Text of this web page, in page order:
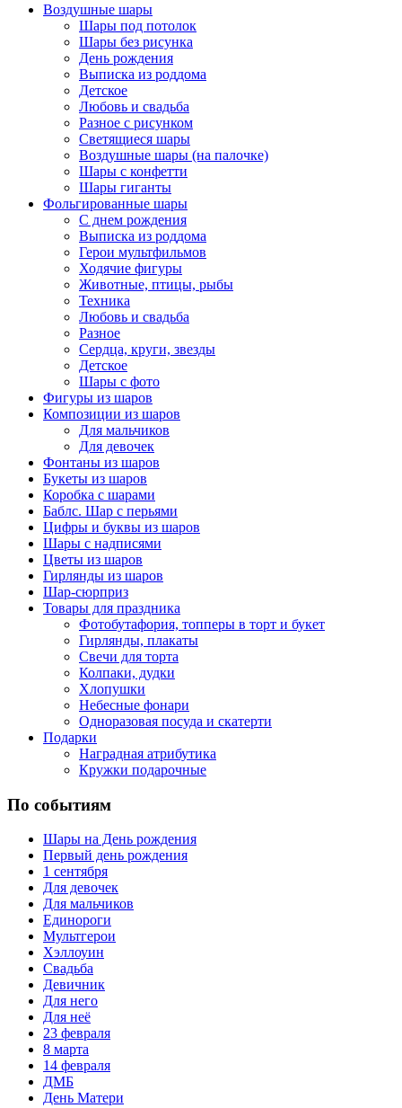
Воздушные шары
Шары под потолок
Шары без рисунка
День рождения
Выписка из роддома
Детское
Любовь и свадьба
Разное с рисунком
Светящиеся шары
Воздушные шары (на палочке)
Шары с конфетти
Шары гиганты
Фольгированные шары
С днем рождения
Выписка из роддома
Герои мультфильмов
Ходячие фигуры
Животные, птицы, рыбы
Техника
Любовь и свадьба
Разное
Сердца, круги, звезды
Детское
Шары с фото
Фигуры из шаров
Композиции из шаров
Для мальчиков
Для девочек
Фонтаны из шаров
Букеты из шаров
Коробка с шарами
Баблс. Шар с перьями
Цифры и буквы из шаров
Шары с надписями
Цветы из шаров
Гирлянды из шаров
Шар-сюрприз
Товары для праздника
Фотобутафория, топперы в торт и букет
Гирлянды, плакаты
Свечи для торта
Колпаки, дудки
Хлопушки
Небесные фонари
Одноразовая посуда и скатерти
Подарки
Наградная атрибутика
Кружки подарочные
По событиям
Шары на День рождения
Первый день рождения
1 сентября
Для девочек
Для мальчиков
Единороги
Мультгерои
Хэллоуин
Свадьба
Девичник
Для него
Для неё
23 февраля
8 марта
14 февраля
ДМБ
День Матери